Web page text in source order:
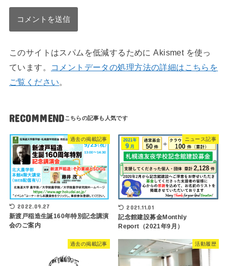
このサイトはスパムを低減するために Akismet を使っ
ています。
コメントデータの処理方法の詳細はこちらを
ご覧ください。
RECOMMEND
過去の掲載記事
2022.09.27
新渡戸稲造生誕160年特別記念講演
会のご案内
ニュース記事
2021.11.01
記念館建設募金Monthly
Report（2021年9月）
過去の掲載記事 活動履歴